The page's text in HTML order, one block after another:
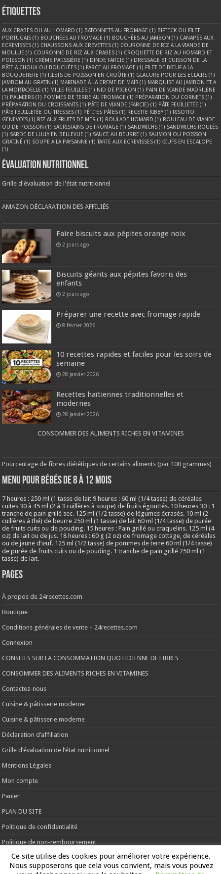
Étiquettes
AUX CRABES OU AU HOMARD (1) BATONNETS AU FROMAGE (1) BIFTECK OU FILET
PORTUGAIS (1) BOUCHÉES AU FROMAGE (1) BOUCHÉES AU JAMBON (1) CANAPÉS AUX
ECREVISSES (1) CHAUSSONS AUX CREVETTES (1) COURONNE DE RIZ A LA VIANDE DE
MOULUE (1) COURONNE DE RIZ AUX CRABES (1) CROQUETTE DE RIZ AU HOMARD ET
POISSON (1) CRÈME PATISSIÈRE (1) DINDE FARCIE (1) DRESSAGE ET CUISSON DE LA
PÂTE A CHOUX OU BOUCHÉES (1) FARCE AU FROMAGE (1) FILET DE BŒUF A LA
BOUQUETIERE (1) FILETS DE POISSON EN CROÛTE (1) GLACURE POUR LES ECLAIRS (1)
JAMBOM AU GRATIN (1) MARINADE À LA CREME DE MAÏS (1) MARQUISE AU JAMBON ET A
LA MORTADELLE (1) MILLE FEUILLES (1) NID DE PIGEON (1) PAIN DE VIANDE MADRILENE
(1) PALMIERS (1) POMMES DE TERRE AU FROMAGE (1) PRÉPARATION DU CORNETS (1)
PRÉPARATION DU CROISSANTS (1) PÂTE DE VIANDE (FARCIE) (1) PÂTE FEUILLETÉE (1)
PÂTE FEUILLETÉE OU TRESSES (1) PÉTITES PÂTES (1) RECETTE KIBBY (1) RISOTTO
GENEVOIS (1) RIZ AUX FRUITS DE MER (1) ROULADE HOMARD (1) ROULEAU DE VIANDE
OU DE POISSON (1) SACRISTAINS DE FROMAGE (1) SANDWICHS (1) SANDWICHS ROULÉS
(1) SARDE DE LULLY EN BELLEVUE (1) SAUCE AU BEURRE (1) SAUMON OU POISSON
GRATINÉ (1) SOUPE A LA PAYSANNE (1) TARTE AUX ECREVISSES (1) ŒUFS EN ESCALOPE
(1)
Évaluation nutritionnel
Grille d'évaluation de l'état nutritionnel
AMAZON DÉCLARATION DES AFFILIÉS
Faire biscuits aux pépites orange noix
2 jours ago
Biscuits géants aux pépites favoris des
enfants
2 jours ago
Préparer une recette avec fromage rapide
8 février 2026
10 recettes rapides et faciles pour les soirs de
semaine
28 janvier 2026
Recettes haïtiennes traditionnelles et
modernes
28 janvier 2026
CONSOMMER DES ALIMENTS RICHES EN VITAMINES
Pourcentage de fibres diététiques de certains aliments (par 100 grammes)
MENU POUR BÉBÉS DE 8 à 12 MOIS
7 heures : 250 ml (1 tasse de lait 9 heures : 60 ml (1/4 tasse) de céréales
cuites 30 à 45 ml (2 à 3 cuillères à soupe) de fruits égouttés. 10 heures 30 : 1
tranche de pain grillé sec. 125 ml (1/2 tasse) de légumes écrasés. 10 ml (2
cuillères à thé) de beurre 250 ml (1 tasse) de lait 60 ml (1/4 tasse) de purée
de fruits cuits ou de pouding. 15 heures : Pain grillé ou craquelins. 125 ml (4
oz) de lait ou de jus. 18 heures : 60 g (2 oz) de fromage cottage, de céréales
ou de jaune d’œuf. 125 ml (1/2 tasse) de pommes de terre 60 ml (1/4 tasse)
de purée de fruits cuits ou de pouding. 1 tranche de pain grillé 250 ml (1
tasse) de lait.
Pages
À propos de 24recettes.com
Boutique
Conditions générales de vente – 24recettes.com
Connexion
CONSEILS SUR LA CONSOMMATION QUOTIDIENNE DE FIBRES
CONSOMMER DES ALIMENTS RICHES EN VITAMINES
Contactez-nous
Cuisine & pâtisserie moderne
Cuisine & pâtisserie moderne
Déclaration d’affiliation
Grille d’évaluation de l’état nutritionnel
Mentions Légales
Mon compte
Panier
PLAN DU SITE
Politique de confidentialité
Politique de non-remboursement
Pourcentage de fibres diététiques de certains aliments (par 100 grammes)
Ce site utilise des cookies pour améliorer votre expérience.
Nous supposerons que cela vous convient, mais vous pouvez